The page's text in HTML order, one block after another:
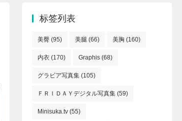
标签列表
美臀 (95) 美腿 (66) 美胸 (160)
内衣 (170) Graphis (68)
グラビア写真集 (105)
ＦＲＩＤＡＹデジタル写真集 (59)
Minisuka.tv (55)